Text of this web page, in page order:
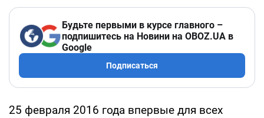
Будьте первыми в курсе главного –
подпишитесь на Новини на OBOZ.UA в
Google
Подписаться
25 февраля 2016 года впервые для всех